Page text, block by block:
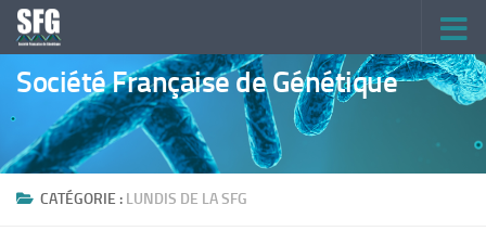
Skip to content
Société Française de Génétique
CATÉGORIE : LUNDIS DE LA SFG